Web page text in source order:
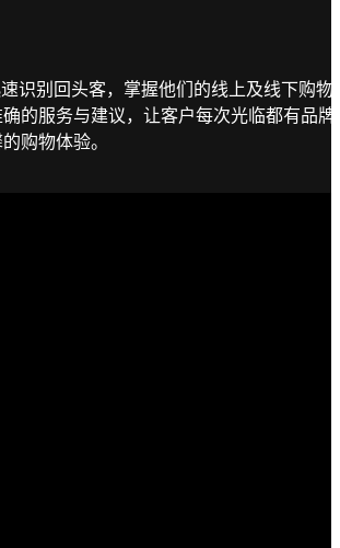
识别回头客，掌握他们的线上及线下购物
的服务与建议，让客户每次光临都有品牌
购物体验。